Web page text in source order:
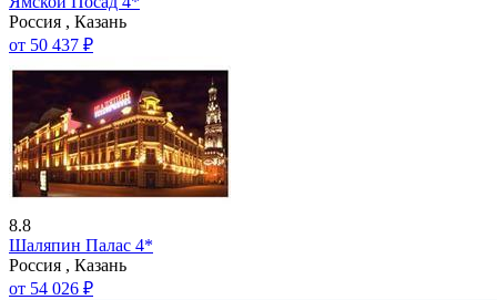
Россия , Казань
от 50 437 ₽
8.8
Шаляпин Палас 4*
Россия , Казань
от 54 026 ₽